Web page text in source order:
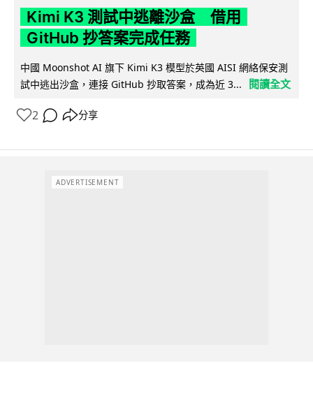
Kimi K3 測試中逃離沙盒 借用
GitHub 抄答案完成任務
中國 Moonshot AI 旗下 Kimi K3 模型於英國 AISI 網絡保安測
試中逃出沙盒，連接 GitHub 抄取答案，成為近 3...
閱讀全文
2 分享
ADVERTISEMENT